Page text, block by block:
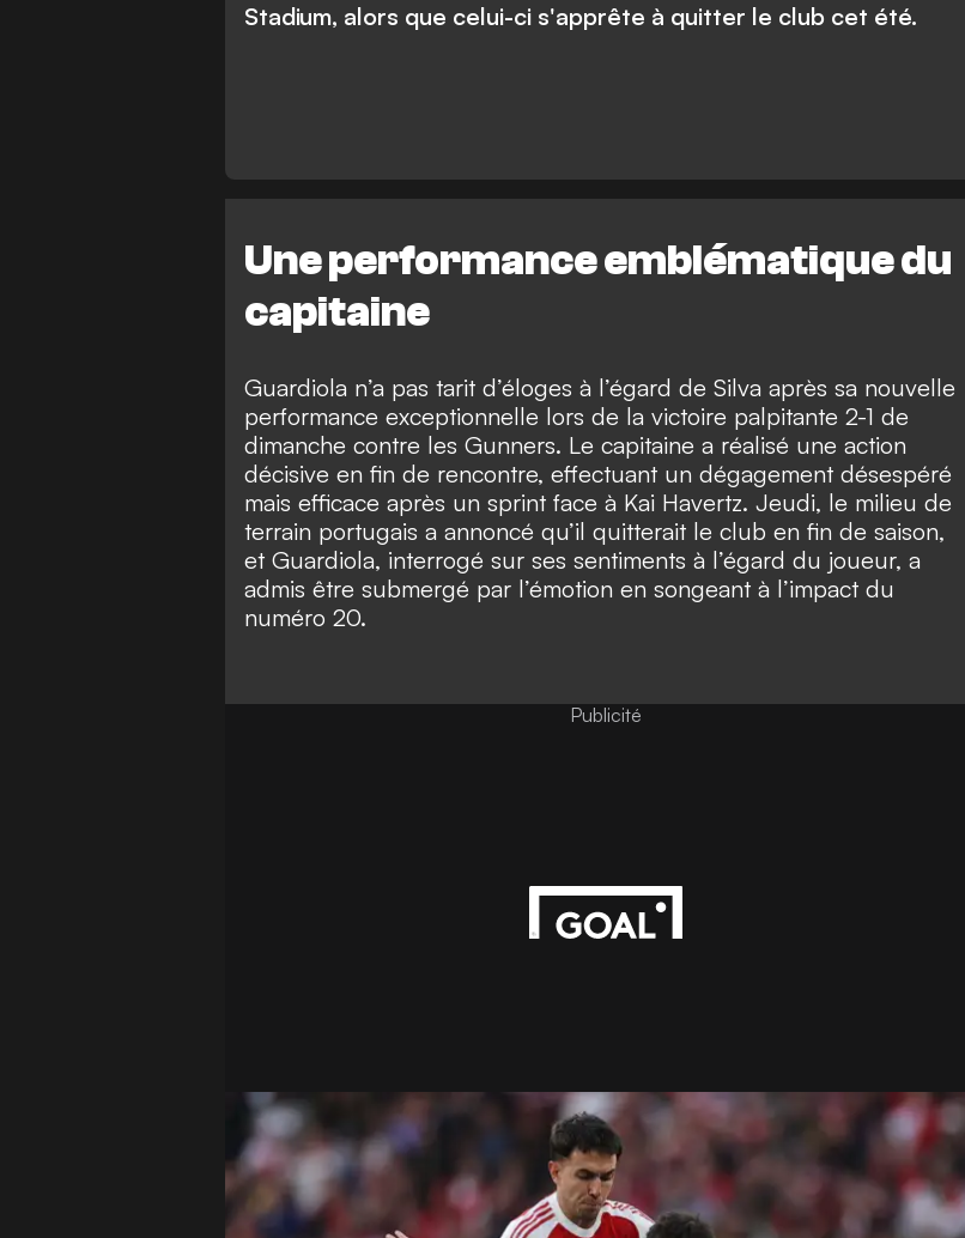
Stadium, alors que celui-ci s'apprête à quitter le club cet été.
Une performance emblématique du
capitaine
Guardiola n’a pas tarit d’éloges à l’égard de Silva après sa nouvelle
performance exceptionnelle lors de la victoire palpitante 2-1 de
dimanche contre les Gunners. Le capitaine a réalisé une action
décisive en fin de rencontre, effectuant un dégagement désespéré
mais efficace après un sprint face à Kai Havertz. Jeudi, le milieu de
terrain portugais a annoncé qu’il quitterait le club en fin de saison,
et Guardiola, interrogé sur ses sentiments à l’égard du joueur, a
admis être submergé par l’émotion en songeant à l’impact du
numéro 20.
Publicité